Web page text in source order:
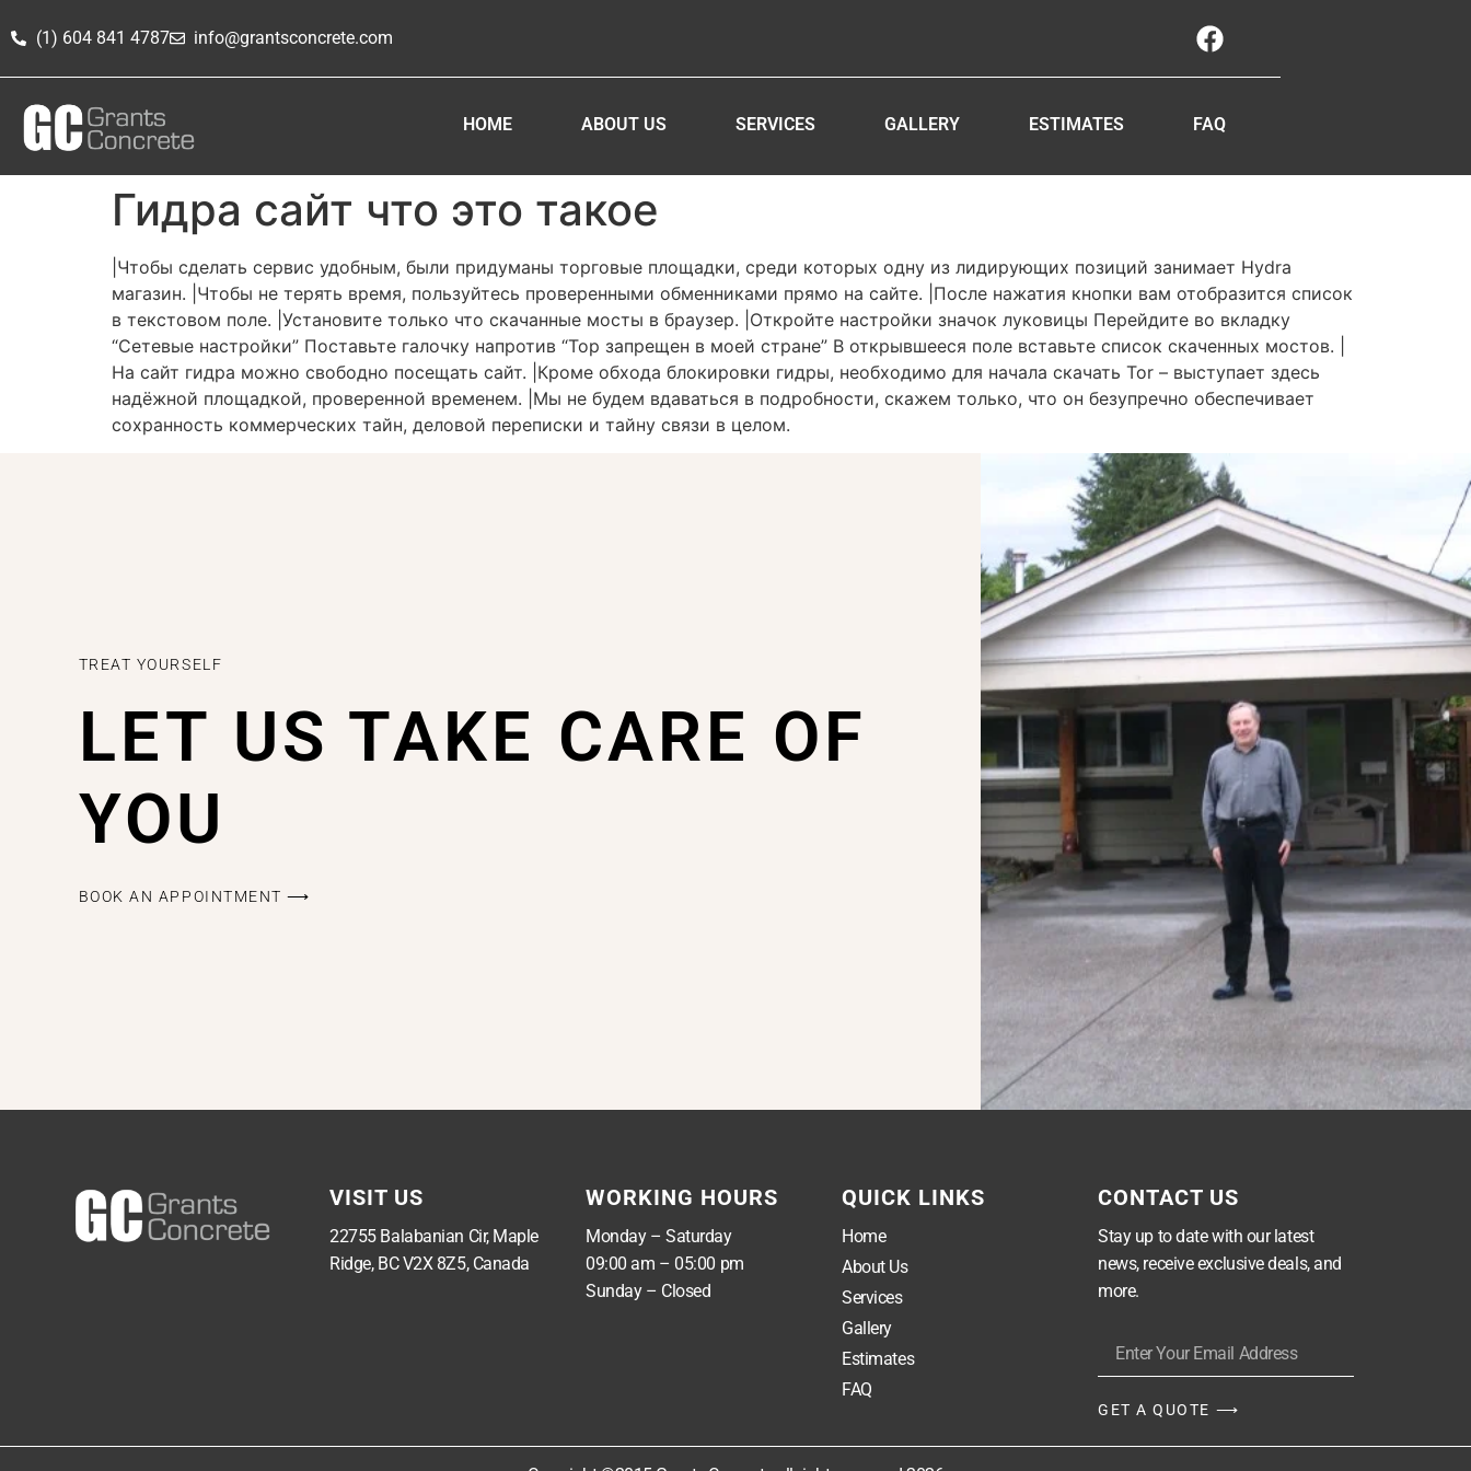
(1) 604 841 4787 info@grantsconcrete.com
HOME ABOUT US SERVICES GALLERY ESTIMATES FAQ
Гидра сайт что это такое
|Чтобы сделать сервис удобным, были придуманы торговые площадки, среди которых одну из лидирующих позиций занимает Hydra
магазин. |Чтобы не терять время, пользуйтесь проверенными обменниками прямо на сайте. |После нажатия кнопки вам отобразится список
в текстовом поле. |Установите только что скачанные мосты в браузер. |Откройте настройки значок луковицы Перейдите во вкладку
“Сетевые настройки” Поставьте галочку напротив “Тор запрещен в моей стране” В открывшееся поле вставьте список скаченных мостов. |
На сайт гидра можно свободно посещать сайт. |Кроме обхода блокировки гидры, необходимо для начала скачать Tor – выступает здесь
надёжной площадкой, проверенной временем. |Мы не будем вдаваться в подробности, скажем только, что он безупречно обеспечивает
сохранность коммерческих тайн, деловой переписки и тайну связи в целом.
TREAT YOURSELF
LET US TAKE CARE OF
YOU
BOOK AN APPOINTMENT ⟶
VISIT US
22755 Balabanian Cir, Maple
Ridge, BC V2X 8Z5, Canada
WORKING HOURS
Monday – Saturday
09:00 am – 05:00 pm
Sunday – Closed
QUICK LINKS
Home
About Us
Services
Gallery
Estimates
FAQ
CONTACT US
Stay up to date with our latest
news, receive exclusive deals, and
more.
GET A QUOTE ⟶